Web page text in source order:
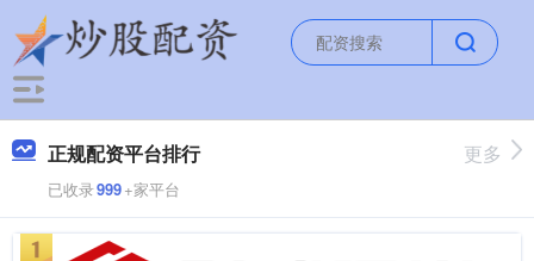
正规配资平台排行
已收录999+家平台
更多